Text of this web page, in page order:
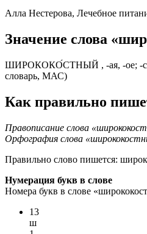
Алла Нестерова, Лечебное
Значение слова
ШИРОКОКО́СТНЫЙ , -ая, -ое; -
словарь, МАС)
Как правильно
Правописание слова
Орфография слова
Правильно слово пишется:
Нумерация букв в слове
Номера букв в слове
13
ш